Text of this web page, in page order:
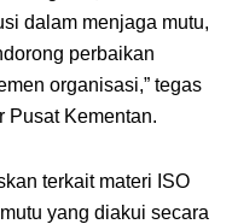
dalam menjaga mutu,
perbaikan
organisasi,” tegas
Pusat Kementan.
terkait materi ISO
yang diakui secara